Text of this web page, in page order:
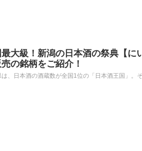
大級！新潟の日本酒の祭典【に
の銘柄をご紹介！
は、日本酒の酒蔵数が全国1位の「日本酒王国」。